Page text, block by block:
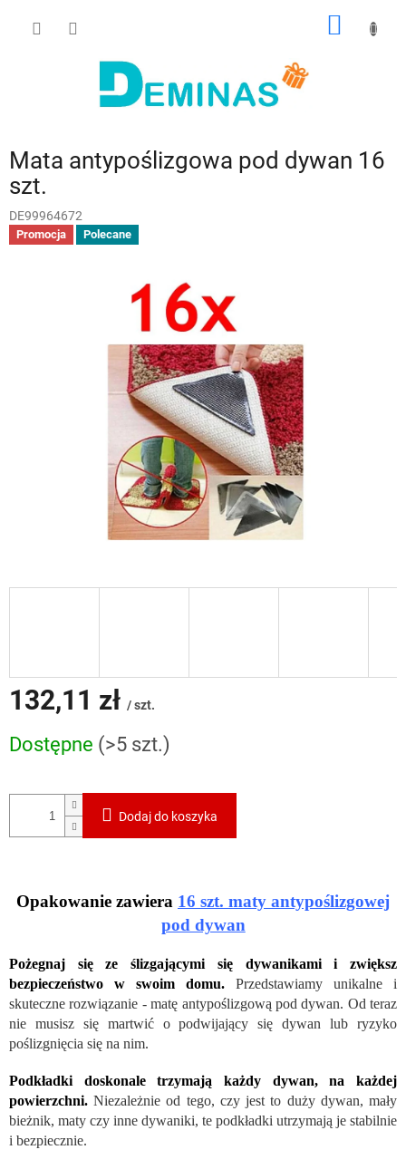
Mata antypoślizgowa pod dywan 16
szt.
DE99964672
Promocja Polecane
132,11 zł / szt.
jednostkowa:
Dostępne (>5 szt.)
Dodaj do koszyka
Opakowanie zawiera 16 szt. maty antypoślizgowej
pod dywan
Pożegnaj się ze ślizgającymi się dywanikami i zwiększ
bezpieczeństwo w swoim domu. Przedstawiamy unikalne i
skuteczne rozwiązanie - matę antypoślizgową pod dywan. Od teraz
nie musisz się martwić o podwijający się dywan lub ryzyko
poślizgnięcia się na nim.
Podkładki doskonale trzymają każdy dywan, na każdej
powierzchni. Niezależnie od tego, czy jest to duży dywan, mały
bieżnik, maty czy inne dywaniki, te podkładki utrzymają je stabilnie
i bezpiecznie.